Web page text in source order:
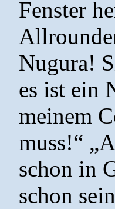
Fenster
Nugura!
es ist ein
meinem
muss!“
schon in
schon